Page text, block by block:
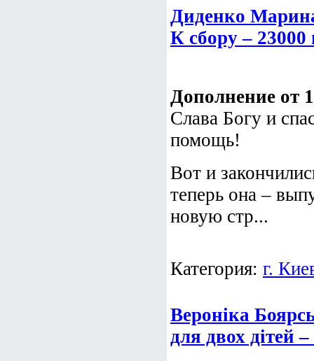
Диденко
К сбору – 23000
Дополнение от
Слава Богу и
помощь!
Вот и
теперь она –
новую стр...
Категория: г.
Вероніка
для двох дітей